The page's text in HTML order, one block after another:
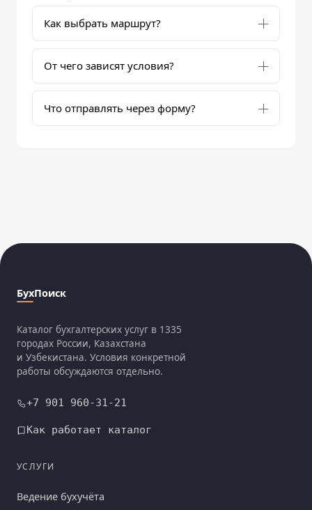
Как выбрать маршрут?
От чего зависят условия?
Что отправлять через форму?
БухПоиск
Каталог бухгалтерских услуг в 1335
городах России, Казахстана
и Узбекистана. Условия конкретной
работы обсуждаются отдельно.
+7 901 960-31-21
Как работает каталог
УСЛУГИ
Ведение бухучёта